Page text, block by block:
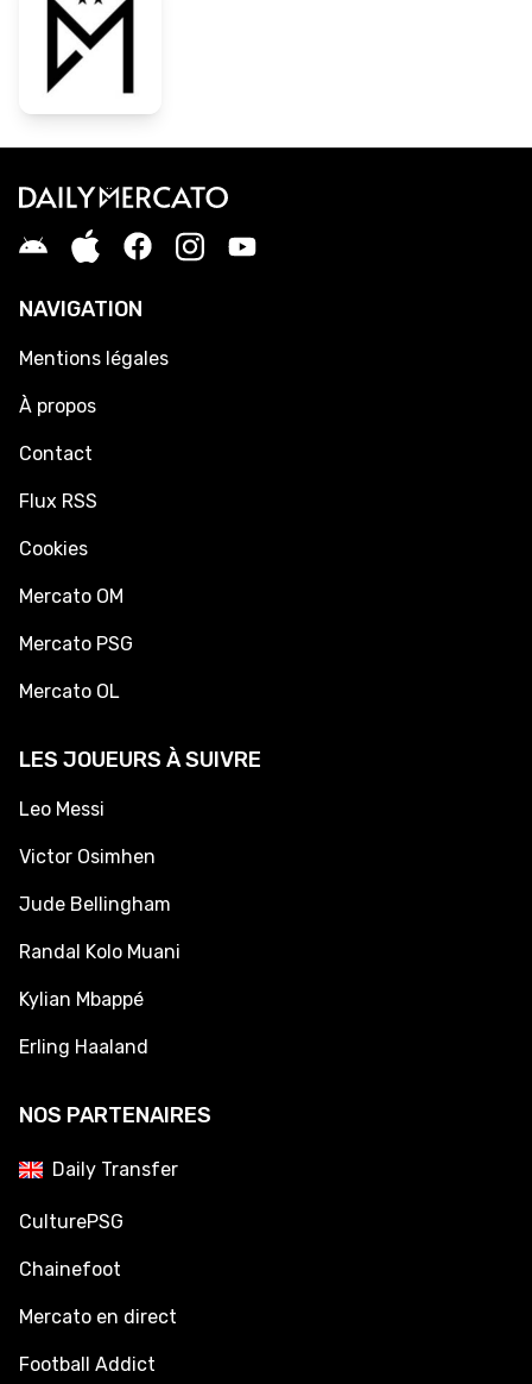
NAVIGATION
Mentions légales
À propos
Contact
Flux RSS
Cookies
Mercato OM
Mercato PSG
Mercato OL
LES JOUEURS À SUIVRE
Leo Messi
Victor Osimhen
Jude Bellingham
Randal Kolo Muani
Kylian Mbappé
Erling Haaland
NOS PARTENAIRES
Daily Transfer
CulturePSG
Chainefoot
Mercato en direct
Football Addict